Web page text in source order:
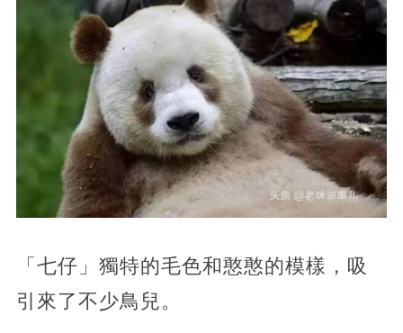
「七仔」獨特的毛色和憨憨的模樣，吸
引來了不少鳥兒。